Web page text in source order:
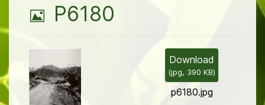
B
l
d
P6180
Download
(jpg, 390 KB)
p6180.jpg